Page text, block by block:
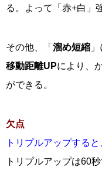
る。よって「赤+白」
その他、「 溜め短縮
移動距離UPにより、
ができる。
欠点
トリプルアップする
トリプルアップは60